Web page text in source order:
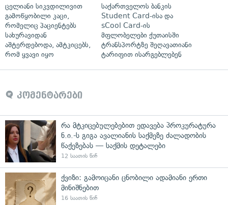
ცელიანი სიკვდილივით
გამოწყობილი კაცი,
რომელიც პაციენტებს
სახურავიდან
აშტერდებოდა, ამტკიცებს,
რომ ყვავი იყო
საქართველოს ბანკის
Student Card-ისა და
sCool Card-ის
მფლობელები ქუთაისში
ტრანსპორტზე შეღავათიანი
ტარიფით ისარგებლებენ
კომენტარები
რა მტკიცებულებებით ედავება პროკურატურა
ნ.ი.-ს გიგა ავალიანის საქმეზე ძალადობის
წაქეზებას — საქმის დეტალები
12 საათის წინ
ქვიზი: გამოიცანი ცნობილი ადამიანი ერთი
მინიშნებით
16 საათის წინ